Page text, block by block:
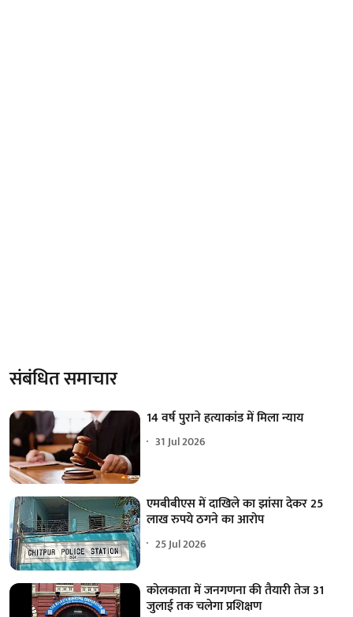
संबंधित समाचार
14 वर्ष पुराने हत्याकांड में मिला न्याय
31 Jul 2026
एमबीबीएस में दाखिले का झांसा देकर 25
लाख रुपये ठगने का आरोप
25 Jul 2026
कोलकाता में जनगणना की तैयारी तेज 31
जुलाई तक चलेगा प्रशिक्षण